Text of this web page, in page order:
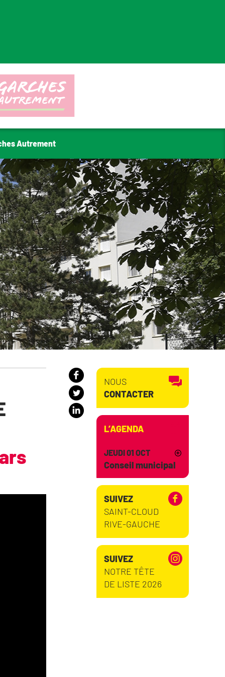
Autrement
NOUS
CONTACTER
L’AGENDA
JEUDI 01 OCT
Conseil municipal
SUIVEZ
SAINT-CLOUD
RIVE-GAUCHE
SUIVEZ
NOTRE TÊTE
DE LISTE 2026